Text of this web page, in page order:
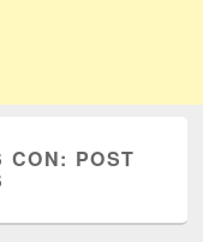
CON: POST